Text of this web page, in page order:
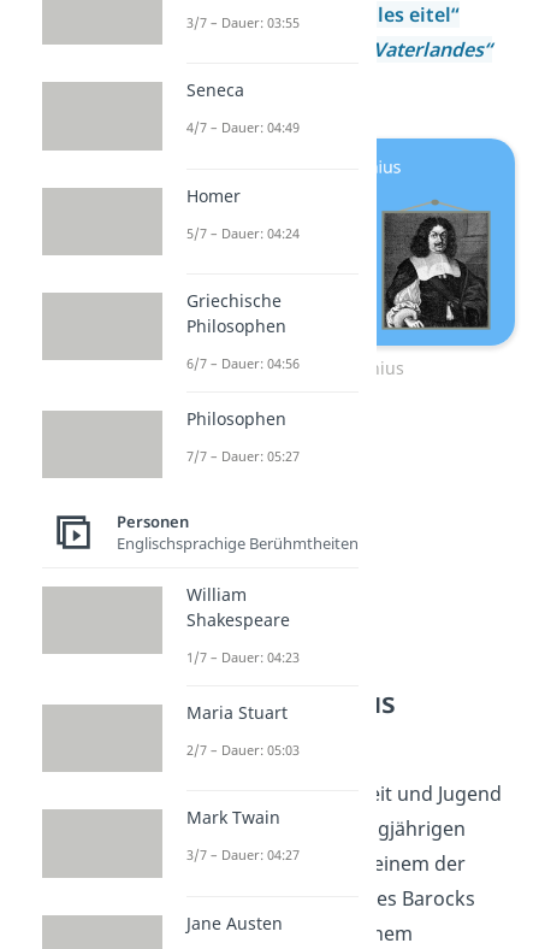
dir die Gedichte„Es ist alles eitel“
(1637) oder
„Tränen des Vaterlandes“
(1636) merken.
Andreas Gryphius
Andreas Gryphius
Lebenslauf kurz
Andreas Gryphius Kindheit und Jugend
wurden durch den Dreißigjährigen
Krieg geprägt. Wie er zu einem der
bedeutendsten Dichter des Barocks
wurde, erfährst du in seinem
3/7 – Dauer: 03:55
Seneca
4/7 – Dauer: 04:49
Homer
5/7 – Dauer: 04:24
Griechische
Philosophen
6/7 – Dauer: 04:56
Philosophen
7/7 – Dauer: 05:27
Personen
Englischsprachige Berühmtheiten
William
Shakespeare
1/7 – Dauer: 04:23
Maria Stuart
2/7 – Dauer: 05:03
Mark Twain
3/7 – Dauer: 04:27
Jane Austen